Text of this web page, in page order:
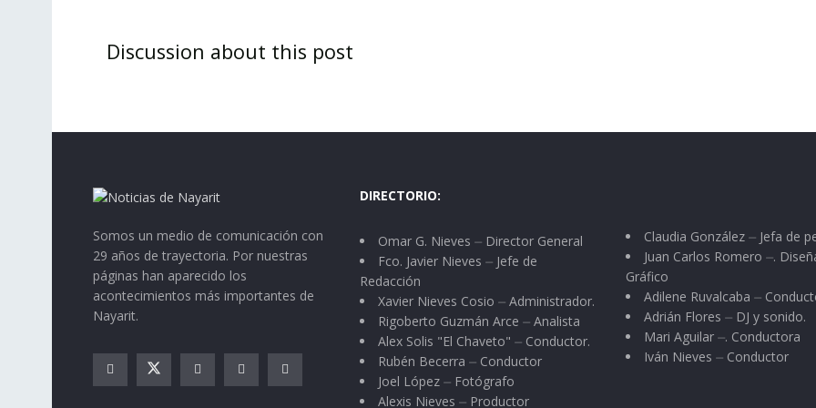
Discussion about this post
Somos un medio de comunicación con
29 años de trayectoria. Por nuestras
páginas han aparecido los
acontecimientos más importantes de
Nayarit.
DIRECTORIO:
Omar G. Nieves ⏤ Director General
Fco. Javier Nieves ⏤ Jefe de
Redacción
Xavier Nieves Cosio ⏤ Administrador.
Rigoberto Guzmán Arce ⏤ Analista
Alex Solis "El Chaveto" ⏤ Conductor.
Rubén Becerra ⏤ Conductor
Joel López ⏤ Fotógrafo
Alexis Nieves ⏤ Productor
Claudia González ⏤ Jefa de
Juan Carlos Romero ⏤.
Gráfico
Adilene Ruvalcaba ⏤
Adrián Flores ⏤ DJ y sonido.
Mari Aguilar ⏤. Conductora
Iván Nieves ⏤ Conductor